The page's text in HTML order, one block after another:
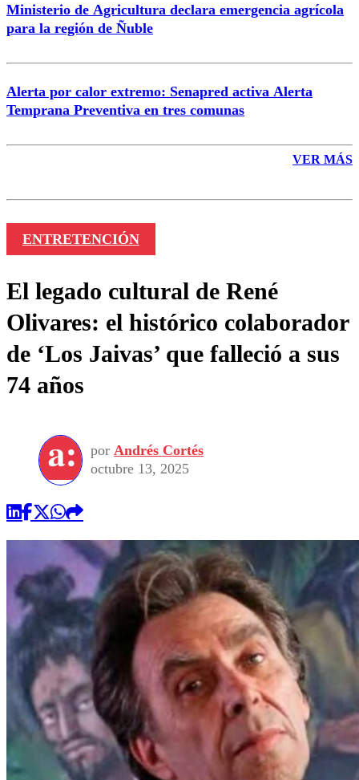
Ministerio de Agricultura declara emergencia agrícola
para la región de Ñuble
Alerta por calor extremo: Senapred activa Alerta
Temprana Preventiva en tres comunas
VER MÁS
ENTRETENCIÓN
El legado cultural de René
Olivares: el histórico colaborador
de ‘Los Jaivas’ que falleció a sus
74 años
por Andrés Cortés
octubre 13, 2025